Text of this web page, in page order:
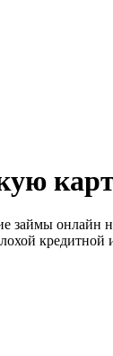
онлайн на
кредитной